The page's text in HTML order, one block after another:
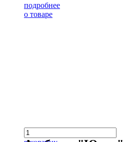
подробнее
о товаре